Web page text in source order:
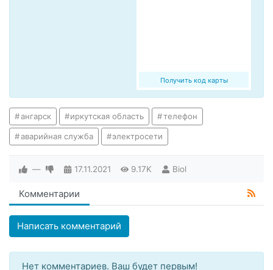
Получить код карты
ангарск иркутская область телефон
аварийная служба электросети
— 17.11.2021 9.17K Biol
Комментарии
Написать комментарий
Нет комментариев. Ваш будет первым!